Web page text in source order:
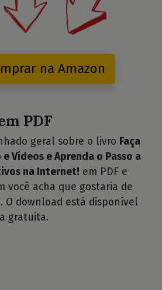
na Amazon
PDF
geral sobre o livro Faça
Vídeos e Aprenda o Passo a
na Internet! em PDF e
você acha que gostaria de
O download está disponível
gratuita.